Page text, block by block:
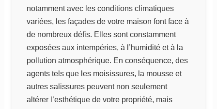
notamment avec les conditions climatiques
variées, les façades de votre maison font face à
de nombreux défis. Elles sont constamment
exposées aux intempéries, à l’humidité et à la
pollution atmosphérique. En conséquence, des
agents tels que les moisissures, la mousse et
autres salissures peuvent non seulement
altérer l’esthétique de votre propriété, mais